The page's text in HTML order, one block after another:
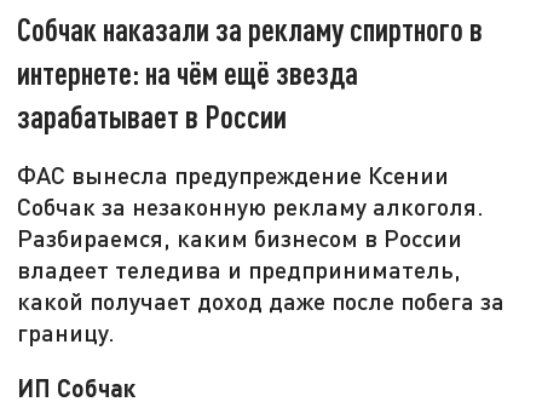
Собчак наказали за рекламу спиртного в
интернете: на чём ещё звезда
зарабатывает в России
ФАС вынесла предупреждение Ксении
Собчак за незаконную рекламу алкоголя.
Разбираемся, каким бизнесом в России
владеет теледива и предприниматель,
какой получает доход даже после побега за
границу.
ИП Собчак